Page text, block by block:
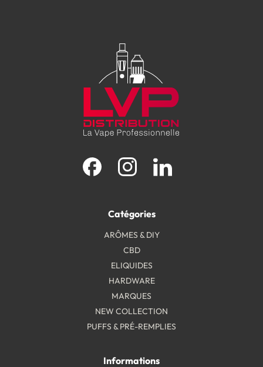
Catégories
ARÔMES & DIY
CBD
ELIQUIDES
HARDWARE
MARQUES
NEW COLLECTION
PUFFS & PRÉ-REMPLIES
Informations
Facebook Instagram